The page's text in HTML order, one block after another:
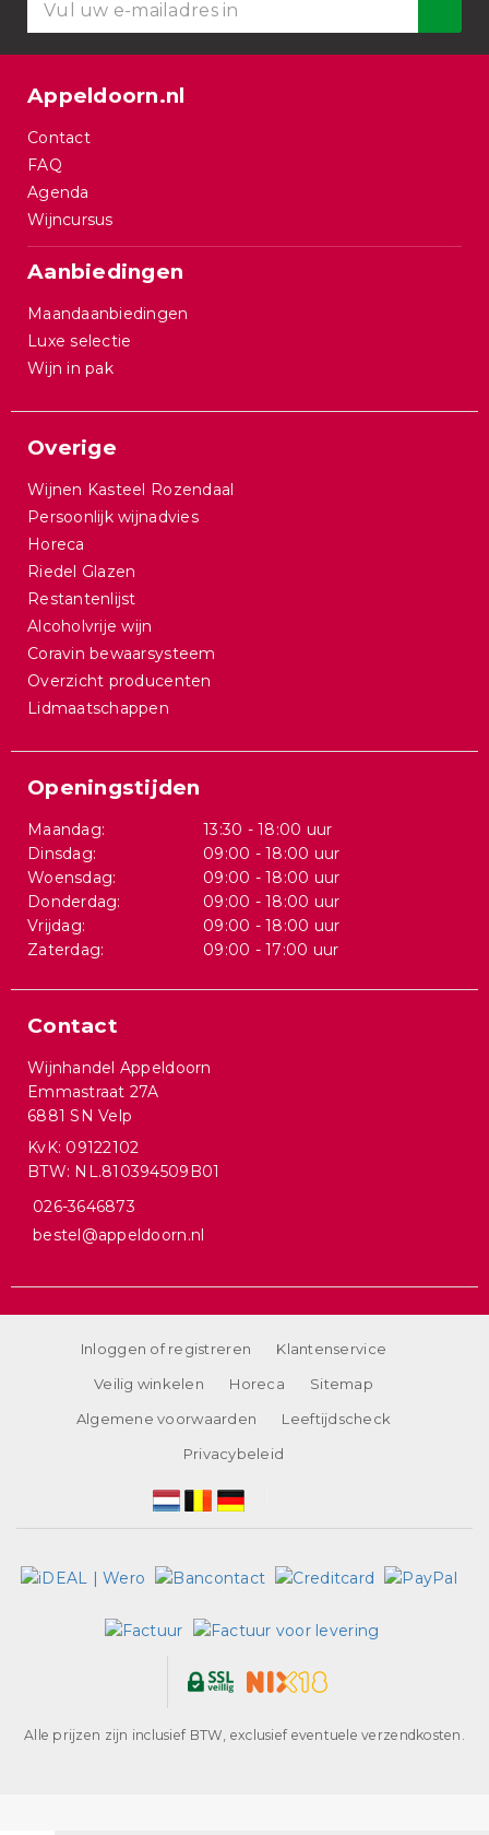
Appeldoorn.nl
Contact
FAQ
Agenda
Wijncursus
Aanbiedingen
Maandaanbiedingen
Luxe selectie
Wijn in pak
Overige
Wijnen Kasteel Rozendaal
Persoonlijk wijnadvies
Horeca
Riedel Glazen
Restantenlijst
Alcoholvrije wijn
Coravin bewaarsysteem
Overzicht producenten
Lidmaatschappen
Openingstijden
Maandag:
13:30 - 18:00 uur
Dinsdag:
09:00 - 18:00 uur
Woensdag:
09:00 - 18:00 uur
Donderdag:
09:00 - 18:00 uur
Vrijdag:
09:00 - 18:00 uur
Zaterdag:
09:00 - 17:00 uur
Contact
Wijnhandel Appeldoorn
Emmastraat 27A
6881 SN Velp
KvK: 09122102
BTW: NL.810394509B01
026-3646873
bestel@appeldoorn.nl
Inloggen of registreren
Klantenservice
Veilig winkelen
Horeca
Sitemap
Algemene voorwaarden
Leeftijdscheck
Privacybeleid
Alle prijzen zijn inclusief BTW, exclusief eventuele verzendkosten.